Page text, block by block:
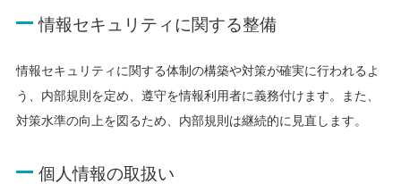
情報セキュリティに関する整備
情報セキュリティに関する体制の構築や対策が確実に行われるよ
う、内部規則を定め、遵守を情報利用者に義務付けます。また、
対策水準の向上を図るため、内部規則は継続的に見直します。
個人情報の取扱い